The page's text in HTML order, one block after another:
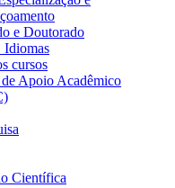
e Doutorado
cursos
Apoio Acadêmico
Científica